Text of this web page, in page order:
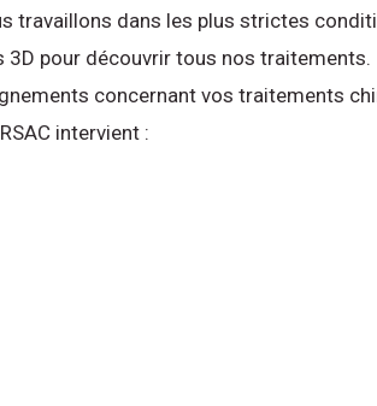
travaillons dans les plus strictes
pour découvrir tous nos traitements.
concernant vos traitements
intervient :